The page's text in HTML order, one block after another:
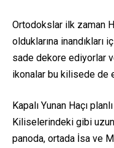
Ortodokslar ilk zaman
olduklarına inandıkları
sade dekore ediyorlar
ikonalar bu kilisede de
Kapalı Yunan Haçı
Kiliselerindeki gibi
panoda, ortada İsa ve